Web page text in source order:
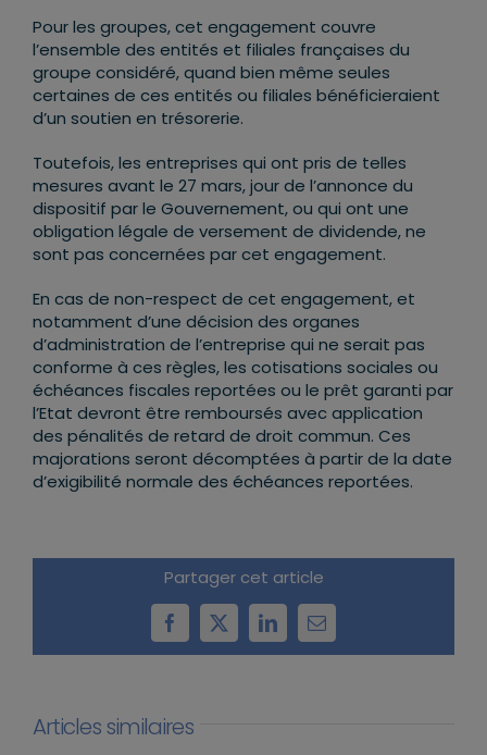
Pour les groupes, cet engagement couvre
l’ensemble des entités et filiales françaises du
groupe considéré, quand bien même seules
certaines de ces entités ou filiales bénéficieraient
d’un soutien en trésorerie.
Toutefois, les entreprises qui ont pris de telles
mesures avant le 27 mars, jour de l’annonce du
dispositif par le Gouvernement, ou qui ont une
obligation légale de versement de dividende, ne
sont pas concernées par cet engagement.
En cas de non-respect de cet engagement, et
notamment d’une décision des organes
d’administration de l’entreprise qui ne serait pas
conforme à ces règles, les cotisations sociales ou
échéances fiscales reportées ou le prêt garanti par
l’Etat devront être remboursés avec application
des pénalités de retard de droit commun. Ces
majorations seront décomptées à partir de la date
d’exigibilité normale des échéances reportées.
Partager cet article
Facebook
X LinkedInEmail
Articles similaires